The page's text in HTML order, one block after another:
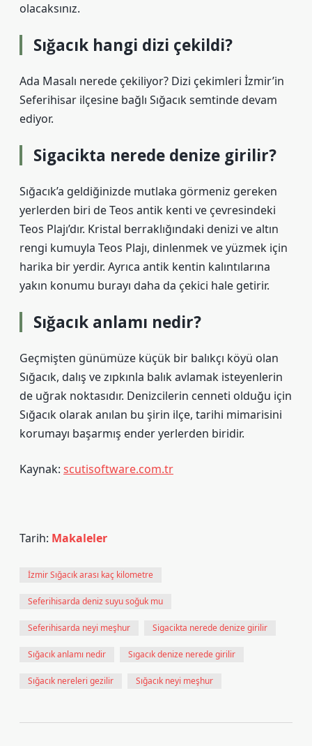
olacaksınız.
Sığacık hangi dizi çekildi?
Ada Masalı nerede çekiliyor? Dizi çekimleri İzmir’in
Seferihisar ilçesine bağlı Sığacık semtinde devam
ediyor.
Sigacikta nerede denize girilir?
Sığacık’a geldiğinizde mutlaka görmeniz gereken
yerlerden biri de Teos antik kenti ve çevresindeki
Teos Plajı’dır. Kristal berraklığındaki denizi ve altın
rengi kumuyla Teos Plajı, dinlenmek ve yüzmek için
harika bir yerdir. Ayrıca antik kentin kalıntılarına
yakın konumu burayı daha da çekici hale getirir.
Sığacık anlamı nedir?
Geçmişten günümüze küçük bir balıkçı köyü olan
Sığacık, dalış ve zıpkınla balık avlamak isteyenlerin
de uğrak noktasıdır. Denizcilerin cenneti olduğu için
Sığacık olarak anılan bu şirin ilçe, tarihi mimarisini
korumayı başarmış ender yerlerden biridir.
Kaynak: scutisoftware.com.tr
Tarih: Makaleler
İzmir Sığacık arası kaç kilometre
Seferihisarda deniz suyu soğuk mu
Seferihisarda neyi meşhur Sigacikta nerede denize girilir
Sığacık anlamı nedir Sıgacık denize nerede girilir
Sığacık nereleri gezilir Sığacık neyi meşhur